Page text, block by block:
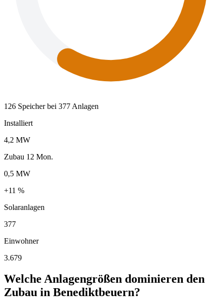
126 Speicher bei 377 Anlagen
Installiert
4,2 MW
Zubau 12 Mon.
0,5 MW
+11 %
Solaranlagen
377
Einwohner
3.679
Welche Anlagengrößen dominieren den
Zubau in Benediktbeuern?